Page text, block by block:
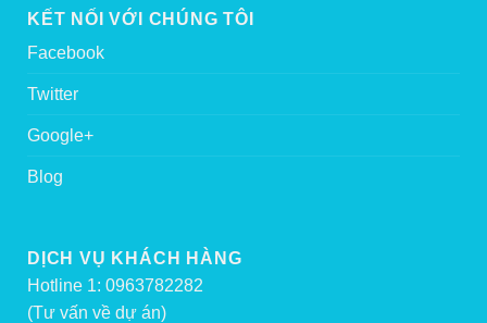
KẾT NỐI VỚI CHÚNG TÔI
Facebook
Twitter
Google+
Blog
DỊCH VỤ KHÁCH HÀNG
Hotline 1: 0963782282
(Tư vấn về dự án)